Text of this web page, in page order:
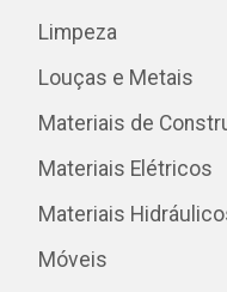
Limpeza
Louças e Metais
Materiais de
Materiais Elétricos
Materiais
Móveis